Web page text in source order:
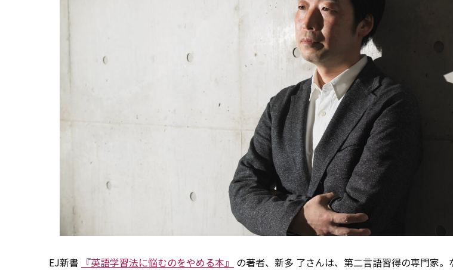
EJ新書 『英語学習法に悩むのをやめる本』 の著者、新多 了さんは、第二言語習得の専門家